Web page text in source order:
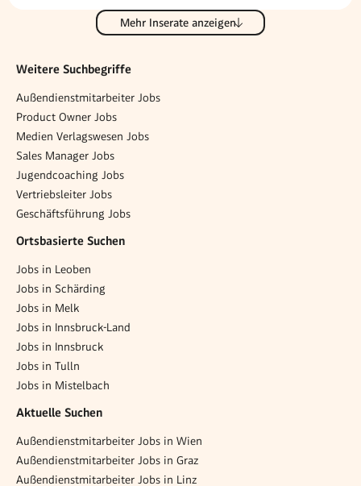
Mehr Inserate anzeigen
Weitere Suchbegriffe
Außendienstmitarbeiter Jobs
Product Owner Jobs
Medien Verlagswesen Jobs
Sales Manager Jobs
Jugendcoaching Jobs
Vertriebsleiter Jobs
Geschäftsführung Jobs
Ortsbasierte Suchen
Jobs in Leoben
Jobs in Schärding
Jobs in Melk
Jobs in Innsbruck-Land
Jobs in Innsbruck
Jobs in Tulln
Jobs in Mistelbach
Aktuelle Suchen
Außendienstmitarbeiter Jobs in Wien
Außendienstmitarbeiter Jobs in Graz
Außendienstmitarbeiter Jobs in Linz